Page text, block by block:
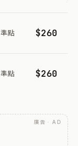
準點 $260
準點 $260
廣告 · AD